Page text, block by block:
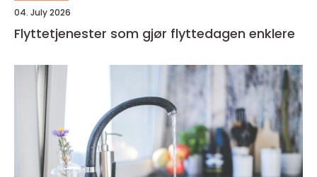
04. July 2026
Flyttetjenester som gjør flyttedagen enklere